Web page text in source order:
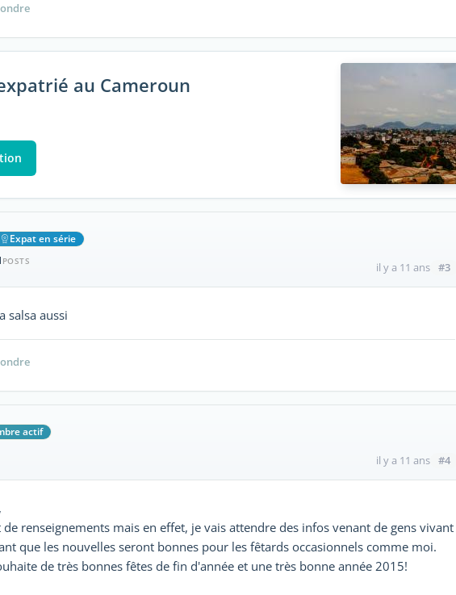
au Cameroun
Expat en série
POSTS il y a 11 ans #3
salsa aussi
actif
il y a 11 ans #4
renseignements mais en effet, je vais attendre des infos venant de gens vivant
que les nouvelles seront bonnes pour les fêtards occasionnels comme moi.
de très bonnes fêtes de fin d'année et une très bonne année 2015!